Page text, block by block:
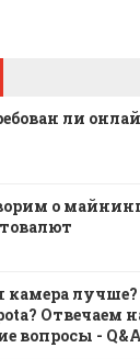
ли
о
камера лучше?
Отвечаем
вопросы -